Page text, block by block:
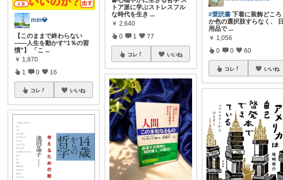
min💎
【このままで終わらない
——人生を動かす“1％の習
慣”】 「こ ...
￥ 1,870
1 0 16
コレ いいね
トア派に学ぶストレスフル
な時代を生き ...
￥ 2,640
0 1 77
コレ いいね
#愛読書 下着に装飾どころ
か色の選択肢すらなく、 日
用品で ...
￥ 1,056
0 0 60
コレ いいね